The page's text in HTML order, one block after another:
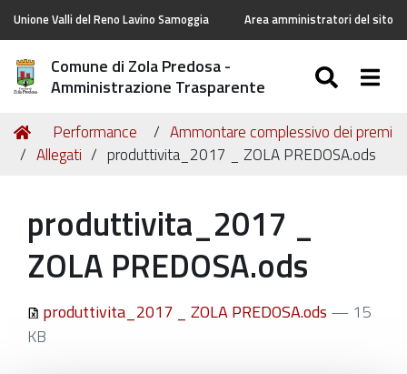
Unione Valli del Reno Lavino Samoggia Area amministratori del sito
Comune di Zola Predosa -
Amministrazione Trasparente
Tu
sei
Home
Performance
Ammontare complessivo dei premi
Allegati
produttivita_2017 _ ZOLA PREDOSA.ods
produttivita_2017 _
ZOLA PREDOSA.ods
produttivita_2017 _ ZOLA PREDOSA.ods — 15
KB